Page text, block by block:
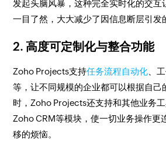
发起头脑风暴，这种完全实时化的交互
一目了然，大大减少了因信息断层引发
2. 高度可定制化与整合功能
Zoho Projects支持任务流程自动化 、
等，让不同规模的企业都可以根据自己
时，Zoho Projects还支持和其他业务
Zoho CRM等模块，使一切业务操作更
移的烦恼。